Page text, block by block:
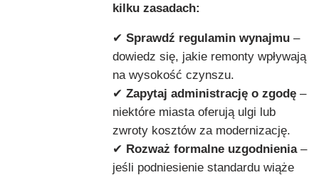
kilku zasadach:
✔ Sprawdź regulamin wynajmu –
dowiedz się, jakie remonty wpływają
na wysokość czynszu.
✔ Zapytaj administrację o zgodę –
niektóre miasta oferują ulgi lub
zwroty kosztów za modernizację.
✔ Rozważ formalne uzgodnienia–
jeśli podniesienie standardu wiąże